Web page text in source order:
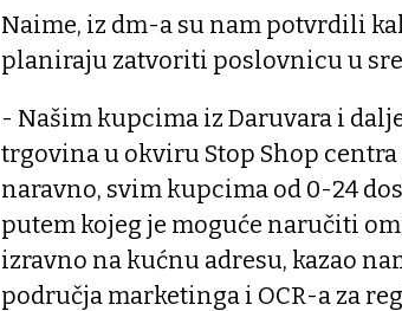
Naime, iz dm-a su nam potvrdili
planiraju zatvoriti poslovnicu u
- Našim kupcima iz Daruvara i
trgovina u okviru Stop Shop centra
naravno, svim kupcima od 0-24
putem kojeg je moguće naručiti
izravno na kućnu adresu, kazao
područja marketinga i OCR-a za